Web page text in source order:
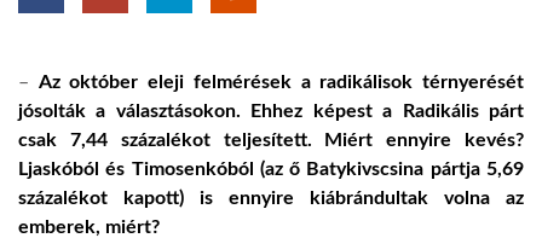
LINKTR.EE
– Az október eleji felmérések a radikálisok térnyerését
jósolták a választásokon. Ehhez képest a Radikális párt
csak 7,44 százalékot teljesített. Miért ennyire kevés?
Ljaskóból és Timosenkóból (az ő Batykivscsina pártja 5,69
százalékot kapott) is ennyire kiábrándultak volna az
emberek, miért?